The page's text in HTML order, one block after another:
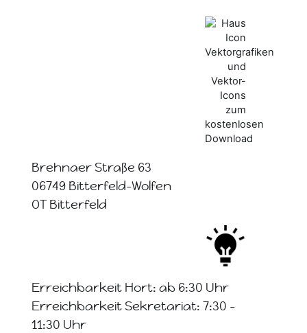
Brehnaer Straße 63
06749 Bitterfeld-Wolfen
OT Bitterfeld
Erreichbarkeit Hort: ab 6:30 Uhr
Erreichbarkeit Sekretariat: 7:30 -
11:30 Uhr